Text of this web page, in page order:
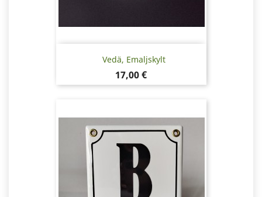
Vedä, Emaljskylt
Pris
17,00 €